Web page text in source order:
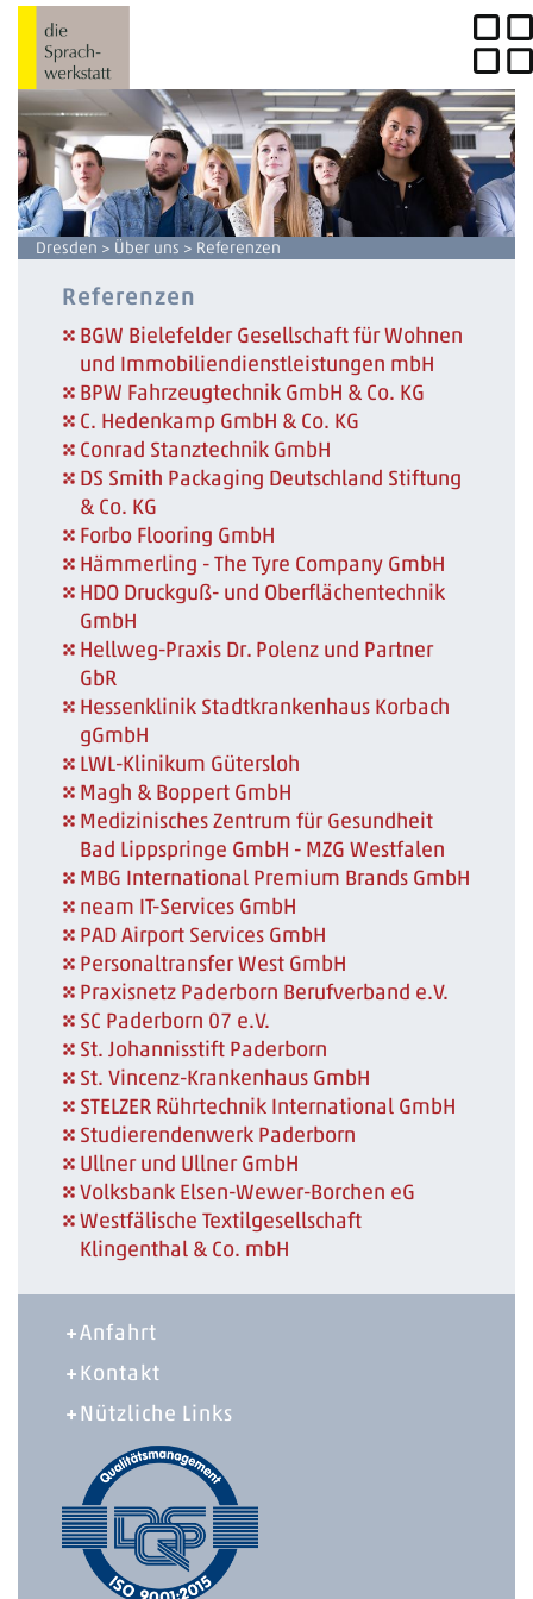
Dresden > Über uns > Referenzen
Referenzen
BGW Bielefelder Gesellschaft für Wohnen
und Immobiliendienstleistungen mbH
BPW Fahrzeugtechnik GmbH & Co. KG
C. Hedenkamp GmbH & Co. KG
Conrad Stanztechnik GmbH
DS Smith Packaging Deutschland Stiftung
& Co. KG
Forbo Flooring GmbH
Hämmerling - The Tyre Company GmbH
HDO Druckguß- und Oberflächentechnik
GmbH
Hellweg-Praxis Dr. Polenz und Partner
GbR
Hessenklinik Stadtkrankenhaus Korbach
gGmbH
LWL-Klinikum Gütersloh
Magh & Boppert GmbH
Medizinisches Zentrum für Gesundheit
Bad Lippspringe GmbH - MZG Westfalen
MBG International Premium Brands GmbH
neam IT-Services GmbH
PAD Airport Services GmbH
Personaltransfer West GmbH
Praxisnetz Paderborn Berufverband e.V.
SC Paderborn 07 e.V.
St. Johannisstift Paderborn
St. Vincenz-Krankenhaus GmbH
STELZER Rührtechnik International GmbH
Studierendenwerk Paderborn
Ullner und Ullner GmbH
Volksbank Elsen-Wewer-Borchen eG
Westfälische Textilgesellschaft
Klingenthal & Co. mbH
Anfahrt
Kontakt
Nützliche Links